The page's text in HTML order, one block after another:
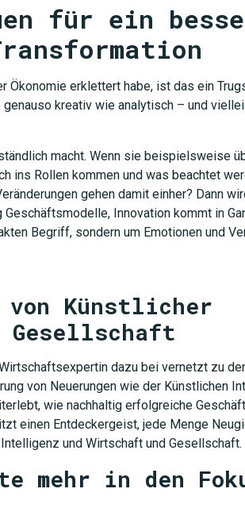
für ein
Ökonomie erklettert habe, ist das ein
kreativ wie analytisch – und
macht. Wenn sie beispielsweise
ins Rollen kommen und was beachtet
gehen damit einher? Dann
Innovation kommt in
Begriff, sondern um Emotionen und
Künstlicher
dazu bei vernetzt zu
von Neuerungen wie der Künstlichen
wie nachhaltig erfolgreiche
einen Entdeckergeist, jede Menge
und Wirtschaft und Gesellschaft.
mehr in den